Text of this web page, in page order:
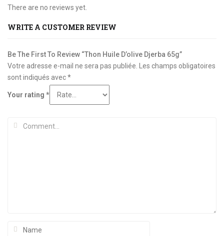
There are no reviews yet.
WRITE A CUSTOMER REVIEW
Be The First To Review “Thon Huile D’olive Djerba 65g”
Votre adresse e-mail ne sera pas publiée.
Les champs obligatoires
sont indiqués avec*
Your rating *